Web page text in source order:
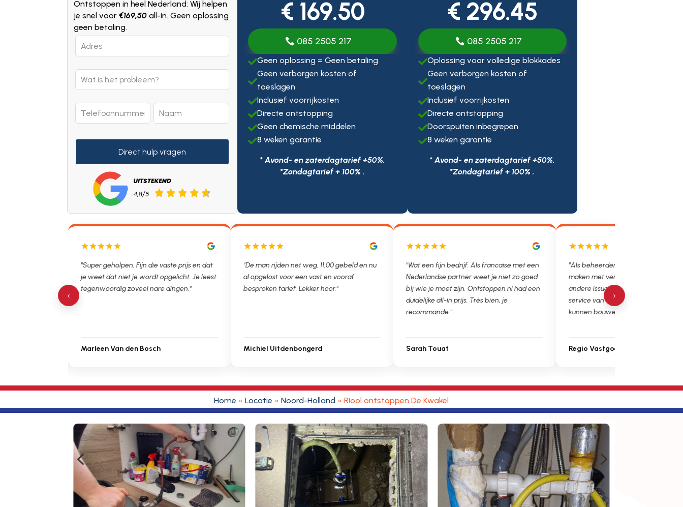
Ontstoppen in heel Nederland: Wij helpen
je snel voor €169,50 all-in. Geen oplossing
geen betaling.
Leave
this
blank
Direct hulp vragen
€ 169.50
085 2505 217
Geen oplossing = Geen betaling

Geen verborgen kosten of
toeslagen
Inclusief voorrijkosten
Directe ontstopping
Geen chemische middelen
8 weken garantie
* Avond- en zaterdagtarief +50%,
*Zondagtarief + 100% .
€ 296.45
085 2505 217
Oplossing voor volledige blokkades

Geen verborgen kosten of
toeslagen
Inclusief voorrijkosten
Directe ontstopping
Doorspuiten inbegrepen
8 weken garantie
* Avond- en zaterdagtarief +50%,
*Zondagtarief + 100% .
"Super geholpen. Fijn die vaste prijs en dat
je weet dat niet je wordt opgelicht. Je leest
tegenwoordig zoveel nare dingen."
Marleen Van den Bosch
"De man rijden net weg. 11.00 gebeld en nu
al opgelost voor een vast en vooraf
besproken tarief. Lekker hoor."
Michiel Uitdenbongerd
"Wat een fijn bedrijf. Als francaise met een
Nederlandse partner weet je niet zo goed
bij wie je moet zijn. Ontstoppen.nl had een
duidelijke all-in prijs. Très bien, je
recommande."
Sarah Touat
"Als beheerder hebben we helaas
maken met verstoppingen,
andere issues. Het is super fijn dat
service van Ontstoppen.nl en
kunnen bouwen. Ga zo door!"
Regio Vastgoedbeheer
‹ ›
Home » Locatie » Noord-Holland » Riool ontstoppen De Kwakel
4 5